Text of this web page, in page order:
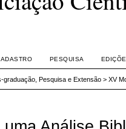
PESQUISA
graduação, Pesquisa e Extensão> XV